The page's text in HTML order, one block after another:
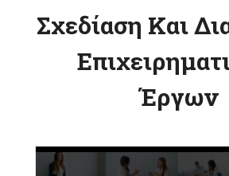
Σχεδίαση Και
Έργων